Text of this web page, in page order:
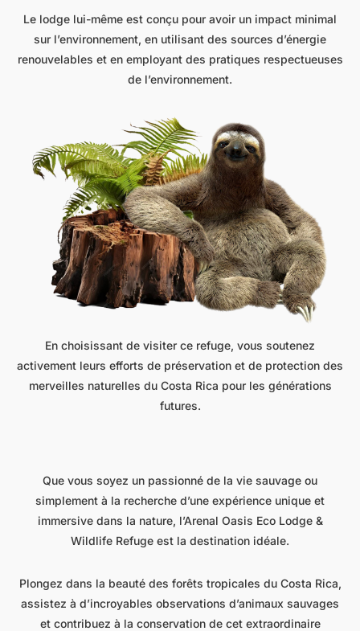
Le lodge lui-même est conçu pour avoir un impact minimal
sur l’environnement, en utilisant des sources d’énergie
renouvelables et en employant des pratiques respectueuses
de l’environnement.
En choisissant de visiter ce refuge, vous soutenez
activement leurs efforts de préservation et de protection des
merveilles naturelles du Costa Rica pour les générations
futures.
Que vous soyez un passionné de la vie sauvage ou
simplement à la recherche d’une expérience unique et
immersive dans la nature, l’Arenal Oasis Eco Lodge &
Wildlife Refuge est la destination idéale.
Plongez dans la beauté des forêts tropicales du Costa Rica,
assistez à d’incroyables observations d’animaux sauvages
et contribuez à la conservation de cet extraordinaire